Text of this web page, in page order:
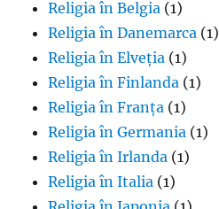
Religia în Belgia (1)
Religia în Danemarca (1)
Religia în Elveția (1)
Religia în Finlanda (1)
Religia în Franța (1)
Religia în Germania (1)
Religia în Irlanda (1)
Religia în Italia (1)